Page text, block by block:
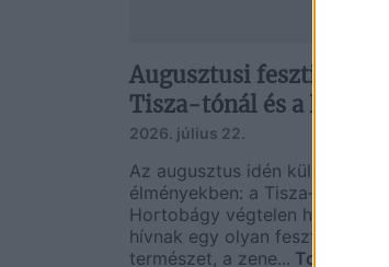
Augusztusi
Tisza-tónál és a
2026. július 22.
Az augusztus idén különösen
élményekben: a Tisza‑tó
Hortobágy végtelen
hívnak egy olyan
természet, a zene... Tovább